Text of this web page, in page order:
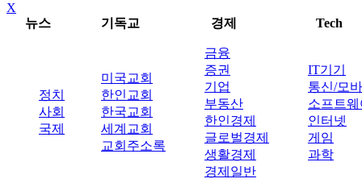
X
뉴스
기독교 경제 Tech
정치
사회
국제
미국교회
한인교회
한국교회
세계교회
교회주소록
금융
증권
기업
부동산
한인경제
글로벌경제
생활경제
경제일반
IT기기
통신/모
소프트웨
인터넷
게임
과학